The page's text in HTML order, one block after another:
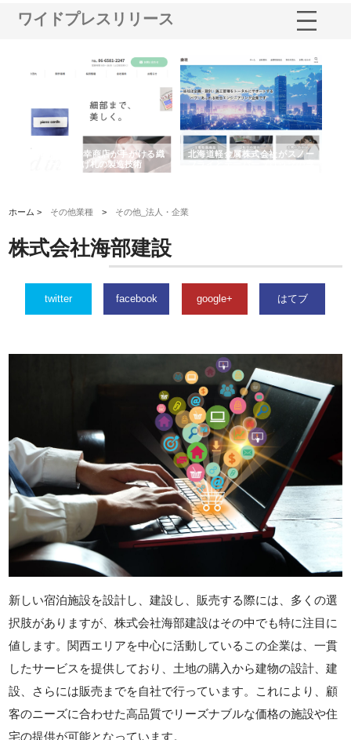
ワイドプレスリリース
有限会社松幸商店が手がける織
ネームと下げ札の製造技術
北海道軽金属株式会社がスノー
ホーム > その他業種 > その他_法人・企業
株式会社海部建設
twitter facebook google+ はてブ
新しい宿泊施設を設計し、建設し、販売する際には、多くの選
択肢がありますが、株式会社海部建設はその中でも特に注目に
値します。関西エリアを中心に活動しているこの企業は、一貫
したサービスを提供しており、土地の購入から建物の設計、建
設、さらには販売までを自社で行っています。これにより、顧
客のニーズに合わせた高品質でリーズナブルな価格の施設や住
宅の提供が可能となっています。